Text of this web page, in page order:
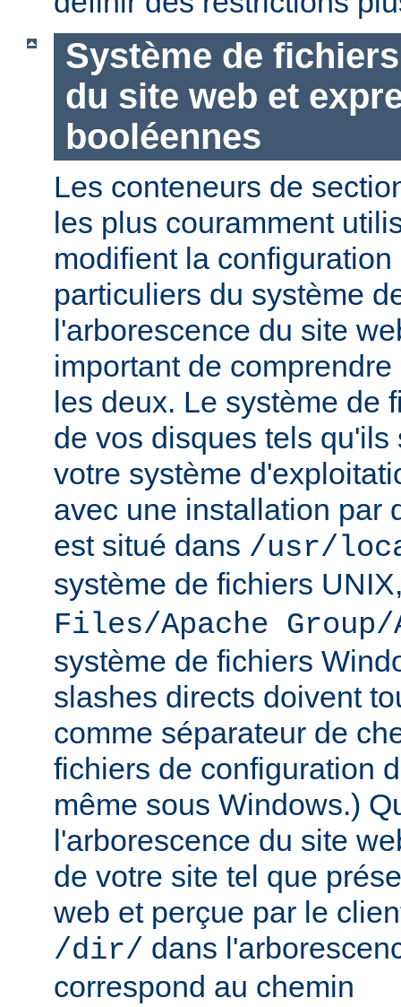
Système de
du site web et
booléennes
Les conteneurs de
les plus couramment
modifient la
particuliers du système
l'arborescence du site
important de
les deux. Le système de
de vos disques tels qu'ils
votre système
avec une installation par
est situé dans /usr/
système de fichiers
Files/Apache Group/
système de fichiers
slashes directs doivent
comme séparateur de
fichiers de configuration
même sous Windows.)
l'arborescence du site
de votre site tel que
web et perçue par le
/dir/ dans
correspond au chemin